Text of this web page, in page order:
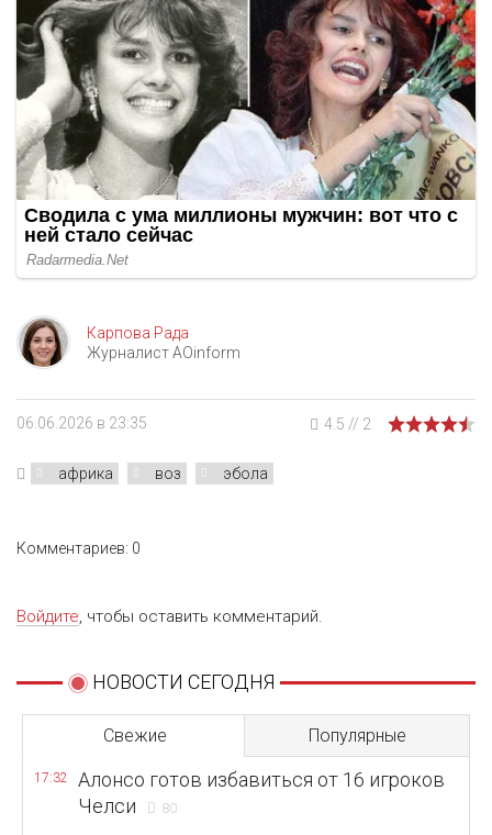
Карпова Рада
Журналист AOinform
06.06.2026 в 23:35 4.5 // 2
африка воз эбола
Комментариев: 0
Войдите, чтобы оставить комментарий.
НОВОСТИ СЕГОДНЯ
Свежие Популярные
17:32
Алонсо готов избавиться от 16 игроков
Челси
80